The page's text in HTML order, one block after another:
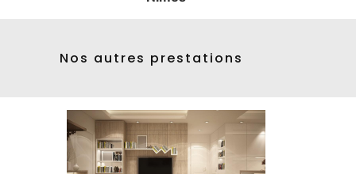
Nos autres prestations